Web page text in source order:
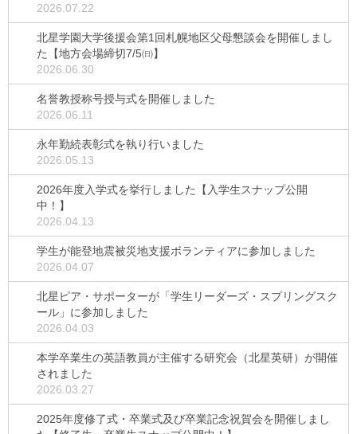
2026.07.22
北星学園大学後援会第1回札幌地区父母懇談会を開催しまし
た【地方会場締切7/5㈰】
2026.06.30
名誉教授称号授与式を開催しました
2026.06.11
永年勤続表彰式を執り行いました
2026.05.13
2026年度入学式を挙行しました【入学生スナップ公開
中！】
2026.04.13
学生が能登地震被災地支援ボランティアに参加しました
2026.04.07
北星ピア・サポーターが「学生リーダーズ・スプリングスク
ール」に参加しました
2026.04.03
本学卒業生の英語教員が主催する研究会（北星英研）が開催
されました
2026.03.27
2025年度修了式・卒業式及び卒業記念祝賀会を開催しまし